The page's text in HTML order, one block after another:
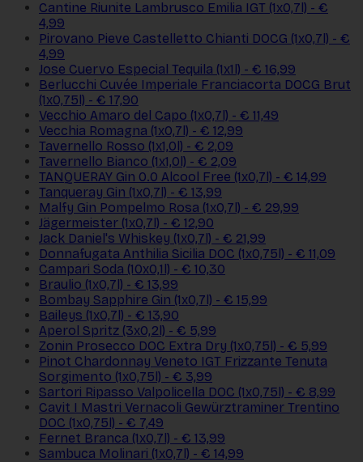
Cantine Riunite Lambrusco Emilia IGT (1x0,7l) - €
4,99
Pirovano Pieve Castelletto Chianti DOCG (1x0,7l) - €
4,99
Jose Cuervo Especial Tequila (1x1l) - € 16,99
Berlucchi Cuvée Imperiale Franciacorta DOCG Brut
(1x0,75l) - € 17,90
Vecchio Amaro del Capo (1x0,7l) - € 11,49
Vecchia Romagna (1x0,7l) - € 12,99
Tavernello Rosso (1x1,0l) - € 2,09
Tavernello Bianco (1x1,0l) - € 2,09
TANQUERAY Gin 0.0 Alcool Free (1x0,7l) - € 14,99
Tanqueray Gin (1x0,7l) - € 13,99
Malfy Gin Pompelmo Rosa (1x0,7l) - € 29,99
Jägermeister (1x0,7l) - € 12,90
Jack Daniel's Whiskey (1x0,7l) - € 21,99
Donnafugata Anthilia Sicilia DOC (1x0,75l) - € 11,09
Campari Soda (10x0,1l) - € 10,30
Braulio (1x0,7l) - € 13,99
Bombay Sapphire Gin (1x0,7l) - € 15,99
Baileys (1x0,7l) - € 13,90
Aperol Spritz (3x0,2l) - € 5,99
Zonin Prosecco DOC Extra Dry (1x0,75l) - € 5,99
Pinot Chardonnay Veneto IGT Frizzante Tenuta
Sorgimento (1x0,75l) - € 3,99
Sartori Ripasso Valpolicella DOC (1x0,75l) - € 8,99
Cavit I Mastri Vernacoli Gewürztraminer Trentino
DOC (1x0,75l) - € 7,49
Fernet Branca (1x0,7l) - € 13,99
Sambuca Molinari (1x0,7l) - € 14,99